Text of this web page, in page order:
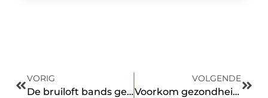
VORIG
De bruiloft bands geven een leuke sfeer
VOLGENDE
Voorkom gezondheidsklachten en laat tijdig Chroom-6 saneren